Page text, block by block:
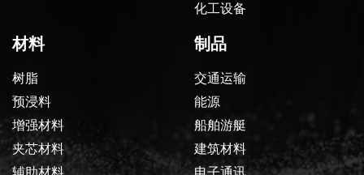
化工设备
材料
树脂
预浸料
增强材料
夹芯材料
制品
交通运输
能源
船舶游艇
建筑材料